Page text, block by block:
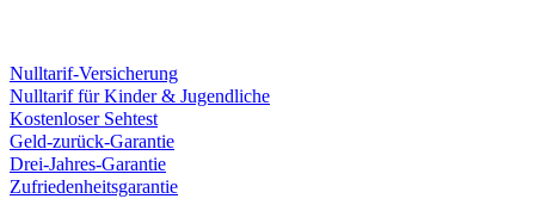
Nulltarif-Versicherung
Nulltarif für Kinder & Jugendliche
Kostenloser Sehtest
Geld-zurück-Garantie
Drei-Jahres-Garantie
Zufriedenheitsgarantie